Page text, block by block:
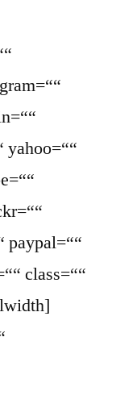
yahoo=““
paypal=““
class=““